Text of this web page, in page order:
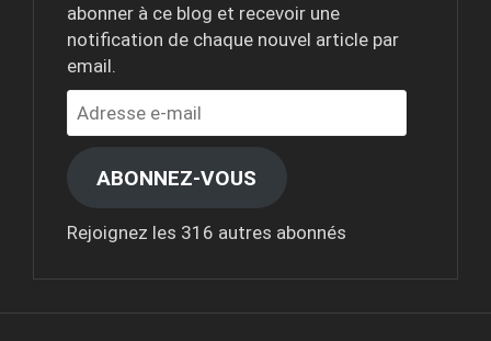
abonner à ce blog et recevoir une
notification de chaque nouvel article par
email.
Adresse
mail
ABONNEZ-VOUS
Rejoignez les 316 autres abonnés